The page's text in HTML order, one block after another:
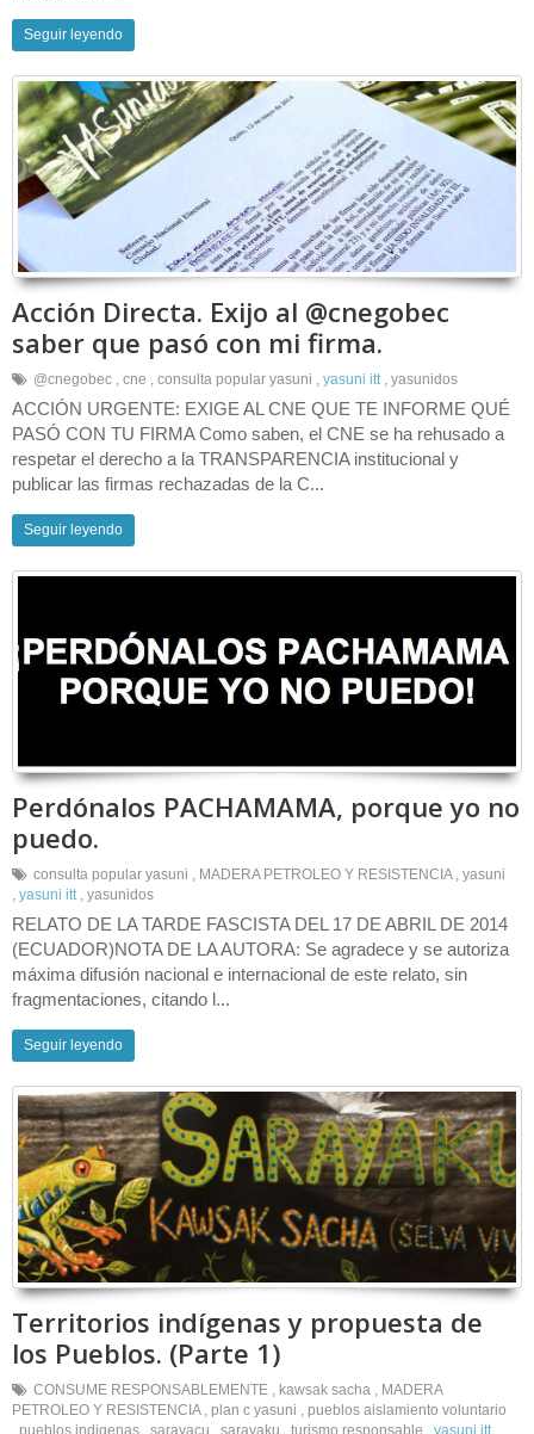
Seguir leyendo
Acción Directa. Exijo al @cnegobec
saber que pasó con mi firma.
@cnegobec , cne , consulta popular yasuni , yasuni itt , yasunidos
ACCIÓN URGENTE: EXIGE AL CNE QUE TE INFORME QUÉ
PASÓ CON TU FIRMA Como saben, el CNE se ha rehusado a
respetar el derecho a la TRANSPARENCIA institucional y
publicar las firmas rechazadas de la C...
Seguir leyendo
Perdónalos PACHAMAMA, porque yo no
puedo.
consulta popular yasuni , MADERA PETROLEO Y RESISTENCIA , yasuni
, yasuni itt , yasunidos
RELATO DE LA TARDE FASCISTA DEL 17 DE ABRIL DE 2014
(ECUADOR)NOTA DE LA AUTORA: Se agradece y se autoriza
máxima difusión nacional e internacional de este relato, sin
fragmentaciones, citando l...
Seguir leyendo
Territorios indígenas y propuesta de
los Pueblos. (Parte 1)
CONSUME RESPONSABLEMENTE , kawsak sacha , MADERA
PETROLEO Y RESISTENCIA , plan c yasuni , pueblos aislamiento voluntario
pueblos indigenas sarayacu sarayaku turismo responsable yasuni itt